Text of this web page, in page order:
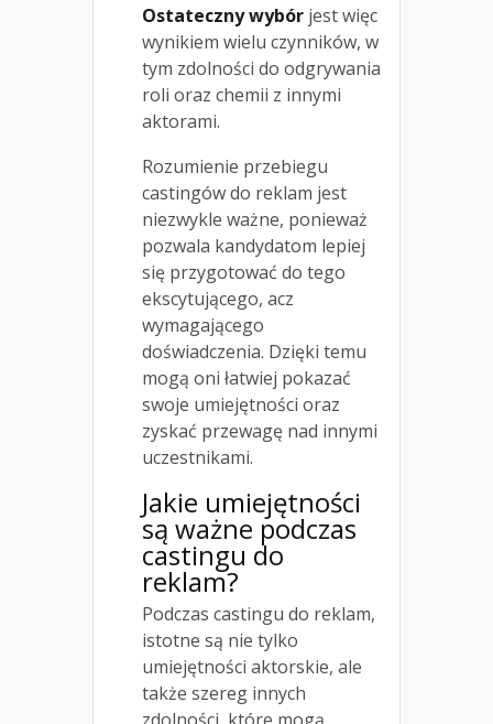
Ostateczny wybór jest więc
wynikiem wielu czynników, w
tym zdolności do odgrywania
roli oraz chemii z innymi
aktorami.
Rozumienie przebiegu
castingów do reklam jest
niezwykle ważne, ponieważ
pozwala kandydatom lepiej
się przygotować do tego
ekscytującego, acz
wymagającego
doświadczenia. Dzięki temu
mogą oni łatwiej pokazać
swoje umiejętności oraz
zyskać przewagę nad innymi
uczestnikami.
Jakie umiejętności
są ważne podczas
castingu do
reklam?
Podczas castingu do reklam,
istotne są nie tylko
umiejętności aktorskie, ale
także szereg innych